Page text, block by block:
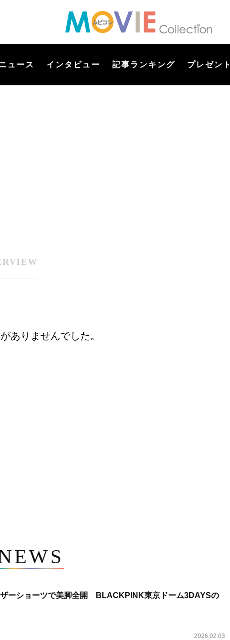
ュース インタビュー 記事ランキング プレゼント
ありませんでした。
ザーショーツで美脚全開 BLACKPINK東京ドーム3DAYSの
2026.02.03